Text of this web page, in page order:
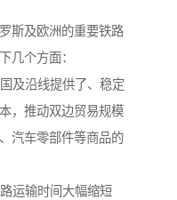
斯及欧洲的重要铁路
几个方面：
及沿线提供了、稳定
，推动双边贸易规模
汽车零部件等商品的
运输时间大幅缩短